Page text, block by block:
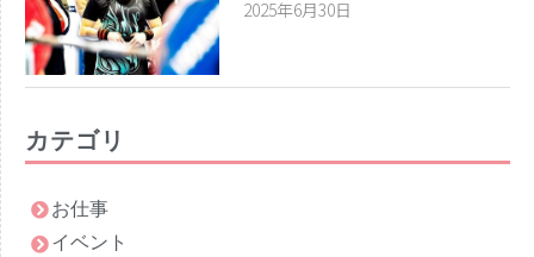
2025年6月30日
カテゴリ
お仕事
イベント